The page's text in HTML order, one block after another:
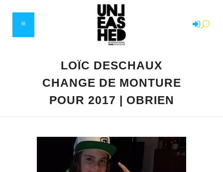
LOÏC DESCHAUX
CHANGE DE MONTURE
POUR 2017 | OBRIEN